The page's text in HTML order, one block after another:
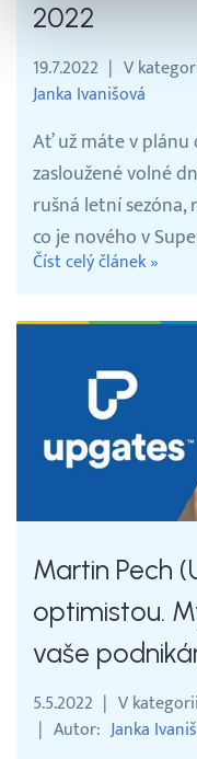
2022
19.7.2022 V
Janka Ivanišová
Ať už máte v
zasloužené volné
rušná letní
co je nového v
Číst celý článek »
Martin Pech
optimistou.
vaše
5.5.2022 V kategorii
Autor Janka